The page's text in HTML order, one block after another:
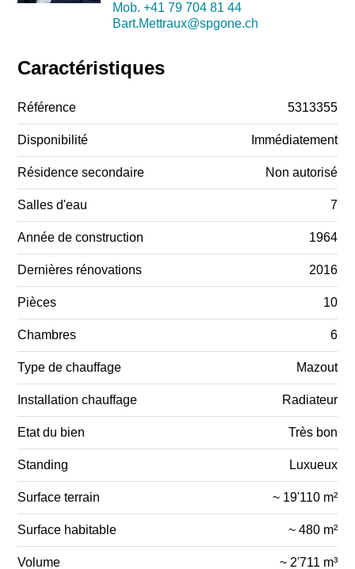
Mob. +41 79 704 81 44
Bart.Mettraux@spgone.ch
Caractéristiques
Référence 5313355
Disponibilité Immédiatement
Résidence secondaire Non autorisé
Salles d'eau 7
Année de construction 1964
Dernières rénovations 2016
Pièces 10
Chambres 6
Type de chauffage Mazout
Installation chauffage Radiateur
Etat du bien Très bon
Standing Luxueux
Surface terrain ~ 19'110 m²
Surface habitable ~ 480 m²
Volume ~ 2'711 m³